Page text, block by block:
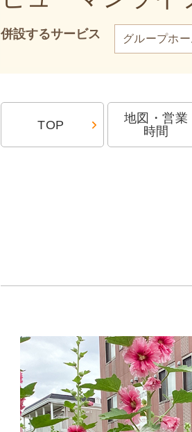
併設するサービス グループホ
TOP
地図・営業
時間